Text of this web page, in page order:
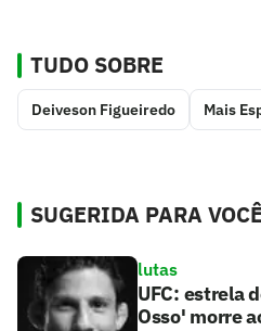
TUDO SOBRE
Deiveson Figueiredo Mais
SUGERIDA PARA
lutas
UFC: estrela
Osso' morre